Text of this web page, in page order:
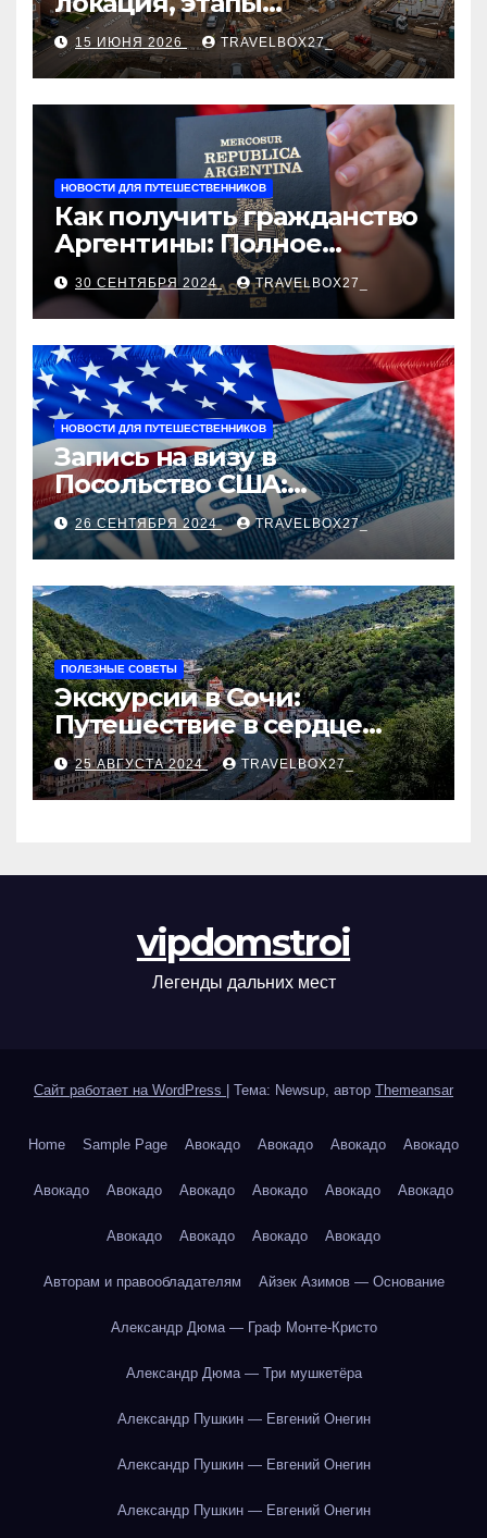
строительства, проверка
застройщика, сценарии
оформления сделки и
рыночные ориентиры
15 ИЮНЯ 2026 TRAVELBOX27_
НОВОСТИ ДЛЯ ПУТЕШЕСТВЕННИКОВ
Как получить гражданство
Аргентины: Полное
руководство
30 СЕНТЯБРЯ 2024 TRAVELBOX27_
НОВОСТИ ДЛЯ ПУТЕШЕСТВЕННИКОВ
Запись на визу в
Посольство США:
Пошаговое руководство
26 СЕНТЯБРЯ 2024 TRAVELBOX27_
ПОЛЕЗНЫЕ СОВЕТЫ
Экскурсии в Сочи:
Путешествие в сердце
Черноморского курорта
25 АВГУСТА 2024 TRAVELBOX27_
vipdomstroi
Легенды дальних мест
Сайт работает на WordPress Тема: Newsup, автор Themeansar
Home Sample Page Авокадо Авокадо Авокадо Авокадо
Авокадо Авокадо Авокадо Авокадо Авокадо Авокадо
Авокадо Авокадо Авокадо Авокадо
Авторам и правообладателям Айзек Азимов — Основание
Александр Дюма — Граф Монте-Кристо
Александр Дюма — Три мушкетёра
Александр Пушкин — Евгений Онегин
Александр Пушкин — Евгений Онегин
Александр Пушкин — Евгений Онегин